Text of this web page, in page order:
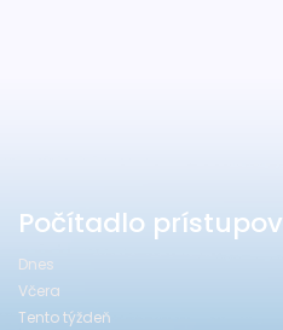
Počítadlo prístupov
Dnes
Včera
Tento týždeň